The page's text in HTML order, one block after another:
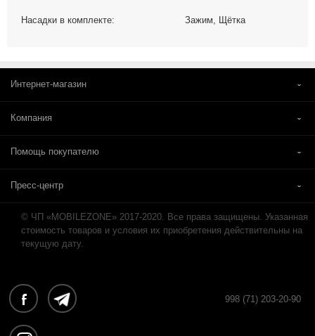
Насадки в комплекте: Зажим, Щётка
Интернет-магазин
Компания
Помощь покупателю
Пресс-центр
© ЧП «MOBILEZONE» 2017-2020. Все права защищены. Указанная
стоимость товаров и условия их приобретения действительны на
текущую дату.
998 (71) 203-20-90